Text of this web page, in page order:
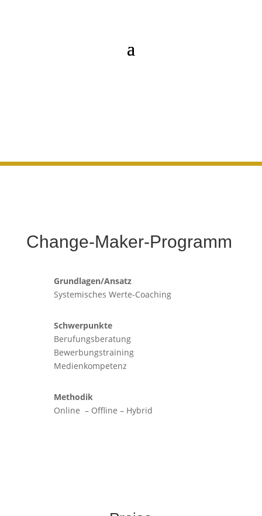
Change-Maker-Programm
Grundlagen/Ansatz
Systemisches Werte-Coaching
Schwerpunkte
Berufungsberatung
Bewerbungstraining
Medienkompetenz
Methodik
Online – Offline – Hybrid